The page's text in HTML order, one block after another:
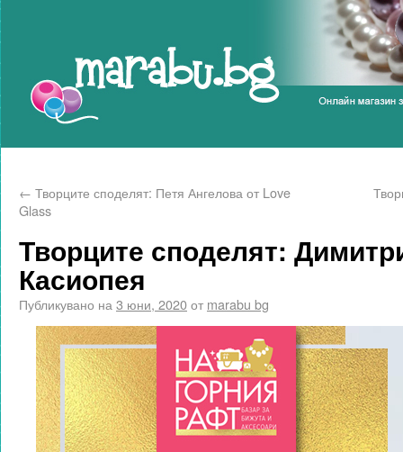
← Творците споделят: Петя Ангелова от Love
Glass
Творците споделят:
Касиопея
Публикувано на 3 юни, 2020от marabu bg